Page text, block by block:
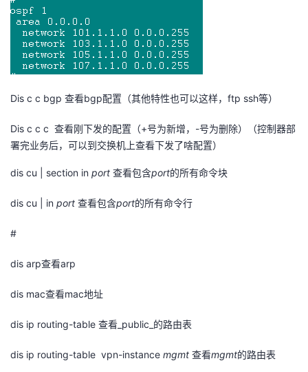
注
开
发
学
程
认
证
的
实
验
我
的
收
的
Programs
我
的
持
持
建
议
Dis c c bgp 查看bgp配置（其他特性也可以这样， ftp ssh等）
Dis c c c 查看刚下发的配置（+号为新增， -号为删除）（控制器部
署完业务后，可以到交换机上查看下发了啥配置）
dis cu | section in port 查看包含port的所有命令块
dis cu | in port 查看包含port的所有命令行
#
dis arp查看arp
dis mac查看mac地址
dis ip routing-table 查看 _public_ 的路由表
dis ip routing-table vpn-instance mgmt 查看mgmt的路由表